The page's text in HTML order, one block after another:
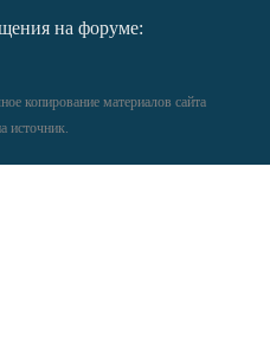
на форуме:
копирование материалов сайта
источник.